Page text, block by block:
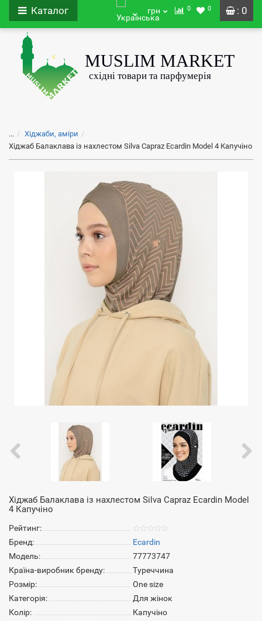
: 0
Каталог грн 0 0
...
Хіджаби, аміри
Хіджаб Балаклава із нахлестом Silva Capraz Ecardin Model 4 Капучіно
Хіджаб Балаклава із нахлестом Silva Capraz Ecardin Model
4 Капучіно
Рейтинг:
Бренд:
Ecardin
Модель:
77773747
Країна-виробник бренду:
Туреччина
Розмір:
One size
Категорія:
Для жінок
Колір:
Капучіно